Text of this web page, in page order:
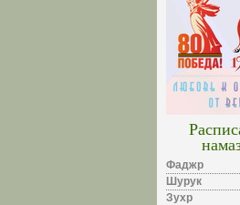
Фаджр
Шурук
Зухр